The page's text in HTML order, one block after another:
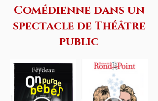
Comédienne dans un
spectacle de Théâtre
public